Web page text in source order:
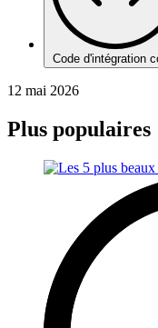
Code d'intégration
12 mai 2026
Plus populaires